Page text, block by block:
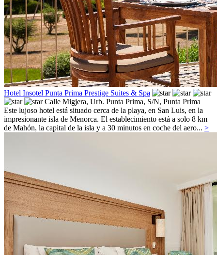
Hotel Insotel Punta Prima Prestige Suites & Spa
Calle Migjera, Urb. Punta Prima, S/N, Punta Prima
Este lujoso hotel está situado cerca de la playa, en San Luis, en la
impresionante isla de Menorca. El establecimiento está a solo 8 km
de Mahón, la capital de la isla y a 30 minutos en coche del aero... >